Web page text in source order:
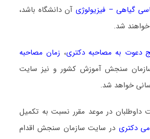
گیاهی – فیزیولوژی آن دانشگاه باشد،
شد.
دعوت به مصاحبه دکتری، زمان مصاحبه
سنجش آموزش کشور و نیز سایت
خواهد شد.
داوطلبان در موعد مقرر نسبت به تکمیل
دکتری در سایت سازمان سنجش اقدام